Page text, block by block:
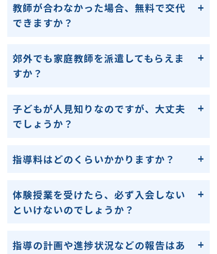
教師が合わなかった場合、無料で交代
できますか？
郊外でも家庭教師を派遣してもらえま
すか？
子どもが人見知りなのですが、大丈夫
でしょうか？
指導料はどのくらいかかりますか？
体験授業を受けたら、必ず入会しない
といけないのでしょうか？
指導の計画や進捗状況などの報告はあ